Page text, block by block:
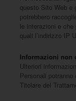
questo Sito Web
potrebbero
le interazioni e
quali l’indirizzo IP
Informazioni non
Ulteriori
Personali
Titolare del